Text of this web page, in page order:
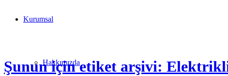
Kurumsal
Hakkımızda
Şunun için etiket arşivi: